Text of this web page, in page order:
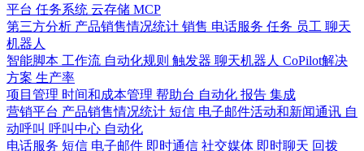
平台 任务系统 云存储 MCP
第三方分析 产品销售情况统计 销售 电话服务 任务 员工 聊天
机器人
智能脚本 工作流 自动化规则 触发器 聊天机器人 CoPilot解决
方案 生产率
项目管理 时间和成本管理 帮助台 自动化 报告 集成
营销平台 产品销售情况统计 短信 电子邮件活动和新闻通讯 自
动呼叫 呼叫中心 自动化
电话服务 短信 电子邮件 即时通信 社交媒体 即时聊天 回拨